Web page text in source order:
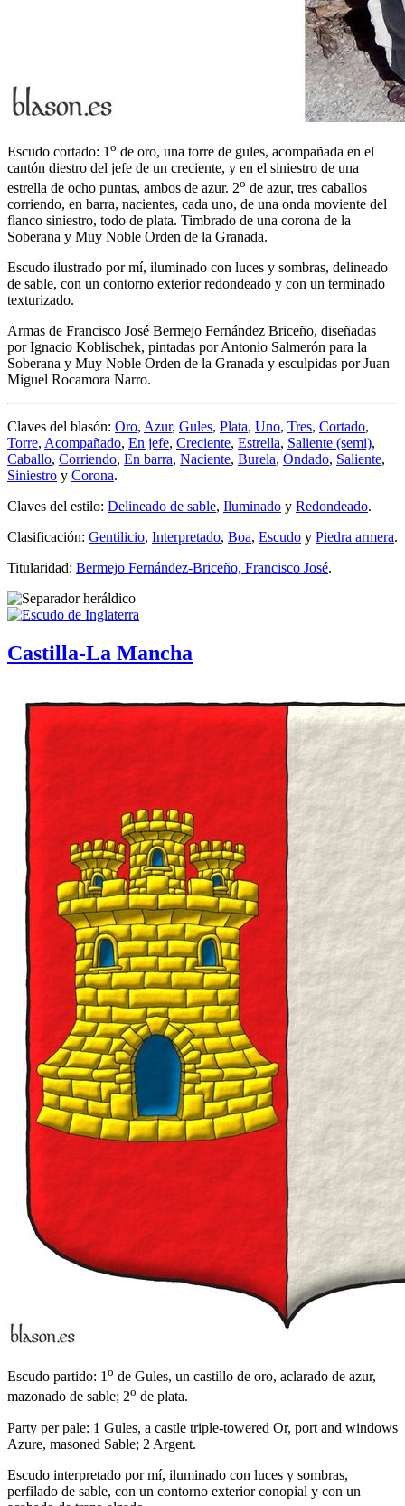
Escudo cortado: 1 o de oro, una torre de gules, acompañada en el
cantón diestro del jefe de un creciente, y en el siniestro de una
estrella de ocho puntas, ambos de azur. 2o de azur, tres caballos
corriendo, en barra, nacientes, cada uno, de una onda moviente del
flanco siniestro, todo de plata. Timbrado de una corona de la
Soberana y Muy Noble Orden de la Granada.
Escudo ilustrado por mí, iluminado con luces y sombras, delineado
de sable, con un contorno exterior redondeado y con un terminado
texturizado.
Armas de Francisco José Bermejo Fernández Briceño, diseñadas
por Ignacio Koblischek, pintadas por Antonio Salmerón para la
Soberana y Muy Noble Orden de la Granada y esculpidas por Juan
Miguel Rocamora Narro.
Claves del blasón: Oro, Azur, Gules, Plata, Uno, Tres, Cortado,
Torre, Acompañado, En jefe, Creciente, Estrella, Saliente (semi),
Caballo, Corriendo, En barra, Naciente, Burela, Ondado, Saliente,
Siniestro y Corona.
Claves del estilo: Delineado de sable, Iluminado y Redondeado.
Clasificación: Gentilicio, Interpretado, Boa, Escudo y Piedra armera.
Titularidad: Bermejo Fernández-Briceño, Francisco José.
Castilla-La Mancha
Escudo partido: 1 o de Gules, un castillo de oro, aclarado de azur,
mazonado de sable; 2o de plata.
Party per pale: 1 Gules, a castle triple-towered Or, port and windows
Azure, masoned Sable; 2 Argent.
Escudo interpretado por mí, iluminado con luces y sombras,
perfilado de sable, con un contorno exterior conopial y con un